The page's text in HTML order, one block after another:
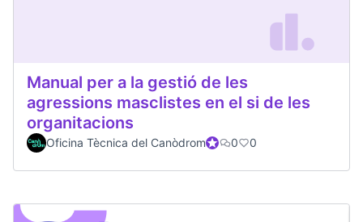
Manual per a la gestió de les
agressions masclistes en el si de les
organitacions
Oficina Tècnica del CanòdromOfficial participant
0 0